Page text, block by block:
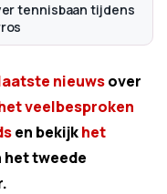
tennisbaan tijdens
nieuwsover
veelbesproken
en bekijkhet
het tweede